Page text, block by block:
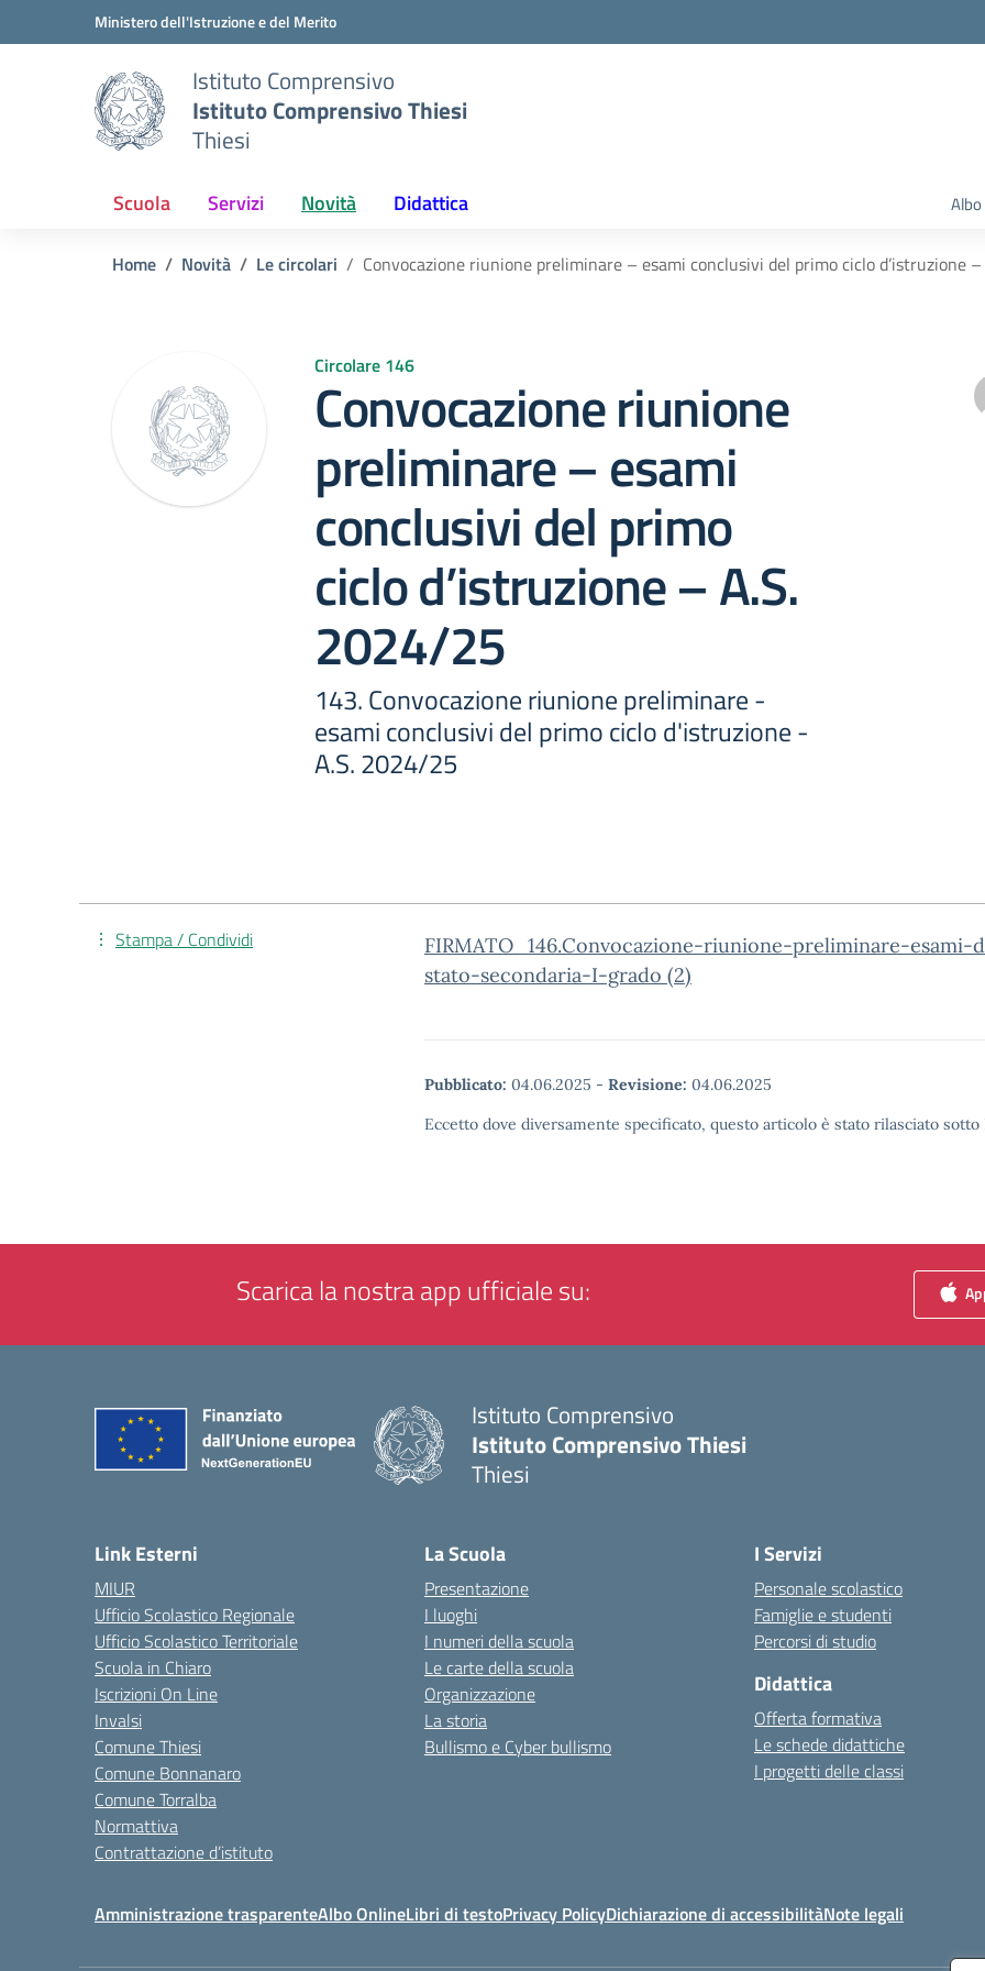
Vai ai contenuti
Vai al menu di navigazioneMinistero dell'Istruzione e del Merito
Istituto Comprensivo
Istituto Comprensivo Thiesi
Thiesi
Scuola Servizi Novità Didattica
Home Novità Le circolari Convocazione riunione preliminare – esami conclusivi del primo ciclo d’istruzione
Circolare 146
Convocazione riunione
preliminare – esami
conclusivi del primo
ciclo d’istruzione – A.S.
2024/25
143. Convocazione riunione preliminare -
esami conclusivi del primo ciclo d'istruzione -
A.S. 2024/25
FIRMATO_146.Convocazione-riunione-preliminare-esami-
stato-secondaria-I-grado (2)
Pubblicato: 04.06.2025 - Revisione: 04.06.2025
Eccetto dove diversamente specificato, questo articolo è stato rilasciato
Stampa / Condividi
Scarica la nostra app ufficiale su:
Istituto Comprensivo
Istituto Comprensivo Thiesi
Thiesi
Link Esterni
MIUR
Ufficio Scolastico Regionale
Ufficio Scolastico Territoriale
Scuola in Chiaro
Iscrizioni On Line
Invalsi
Comune Thiesi
Comune Bonnanaro
Comune Torralba
Normattiva
Contrattazione d’istituto
La Scuola
Presentazione
I luoghi
I numeri della scuola
Le carte della scuola
Organizzazione
La storia
Bullismo e Cyber bullismo
I Servizi
Personale scolastico
Famiglie e studenti
Percorsi di studio
Didattica
Offerta formativa
Le schede didattiche
I progetti delle classi
Amministrazione trasparenteAlbo OnlineLibri di testoPrivacy PolicyDichiarazione di accessibilitàNote legali